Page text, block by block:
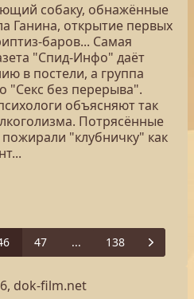
собаку, обнажённые
Ганина, открытие первых
баров... Самая
"Спид-Инфо" даёт
в постели, а группа
без перерыва".
объясняют так
Потрясённые
"клубничку" как
47 ... 138 Next
dok-film.net